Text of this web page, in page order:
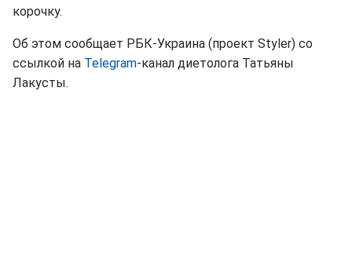
корочку.
Об этом сообщает РБК-Украина (проект Styler) со
ссылкой на Telegram-канал диетолога Татьяны
Лакусты.